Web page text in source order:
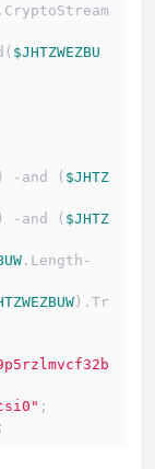
$JHTZWEZBU
-and ( $JHTZ
-and ( $JHTZ
.Length-
).Tr
;
;